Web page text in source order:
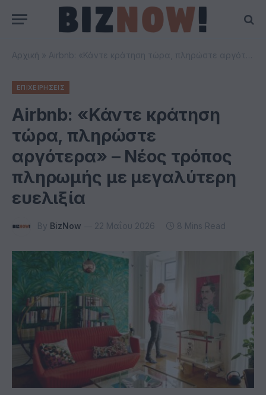
Αρχική
ΕΠΙΧΕΙΡΗΣΕΙΣ
Airbnb: «Κάντε κράτηση
τώρα, πληρώστε
αργότερα» – Νέος τρόπος
πληρωμής με μεγαλύτερη
ευελιξία
By BizNow 22 Μαΐου 2026 8 Mins Read